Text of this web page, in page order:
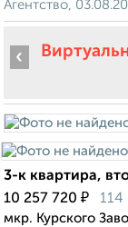
Агентство,
‹
3-к квартира,
10 257 720 ₽ 114
мкр. Курского